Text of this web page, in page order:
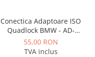
Conectica Adaptoare ISO
Quadlock BMW - AD-
ISOBMW2
55,00 RON
TVA inclus